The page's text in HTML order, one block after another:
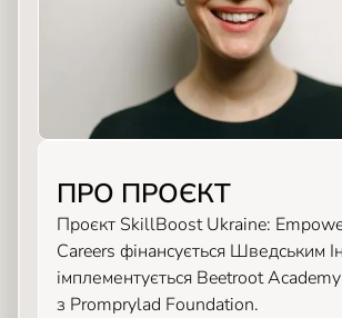
ПРО ПРОЄКТ
Проєкт SkillBoost Ukraine:
Careers фінансується Шведським
імплементується Beetroot Academy
з Promprylad Foundation.